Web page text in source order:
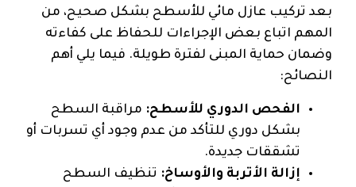
بعد تركيب عازل مائي للأسطح بشكل صحيح، من
المهم اتباع بعض الإجراءات للحفاظ على كفاءته
وضمان حماية المبنى لفترة طويلة. فيما يلي أهم
النصائح:
الفحص الدوري للأسطح: مراقبة السطح
بشكل دوري للتأكد من عدم وجود أي تسربات أو
تشققات جديدة.
إزالة الأتربة والأوساخ: تنظيف السطح